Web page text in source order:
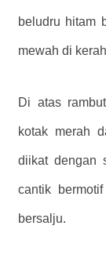
beludru hitam
mewah di
Di atas
kotak merah
diikat dengan
cantik
bersalju.